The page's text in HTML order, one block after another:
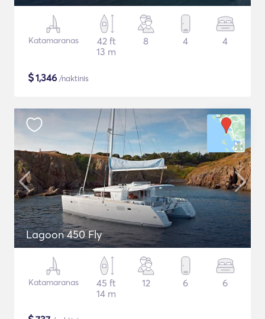
Katamaranas
42 ft
13 m
8 4 4
$1,346 /naktinis
Lagoon 450 Fly
Katamaranas
45 ft
14 m
12 6 6